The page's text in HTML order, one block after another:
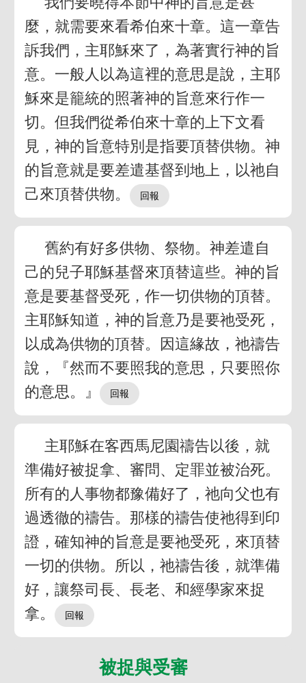
麼，就需要來看希伯來十章。這一章告
訴我們，主耶穌來了，為著實行神的旨
意。一般人以為這裡的意思是說，主耶
穌來是籠統的照著神的旨意來行作一
切。但我們從希伯來十章的上下文看
見，神的旨意特別是指要頂替供物。神
的旨意就是要差遣基督到地上，以祂自
己來頂替供物。
舊約有好多供物、祭物。神差遣自
己的兒子耶穌基督來頂替這些。神的旨
意是要基督受死，作一切供物的頂替。
主耶穌知道，神的旨意乃是要祂受死，
以成為供物的頂替。因這緣故，祂禱告
說，『然而不要照我的意思，只要照你
的意思。』
主耶穌在客西馬尼園禱告以後，就
準備好被捉拿、審問、定罪並被治死。
所有的人事物都豫備好了，祂向父也有
過透徹的禱告。那樣的禱告使祂得到印
證，確知神的旨意是要祂受死，來頂替
一切的供物。所以，祂禱告後，就準備
好，讓祭司長、長老、和經學家來捉
拿。
被捉與受審